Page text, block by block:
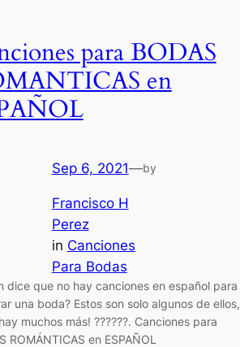
para BODAS
en
Sep 6, 2021—by
Francisco H
Perez
in Canciones
Para Bodas
dice que no hay canciones en español para
una boda? Estos son solo algunos de ellos,
muchos más! ??????. Canciones para
ROMÁNTICAS en ESPAÑOL